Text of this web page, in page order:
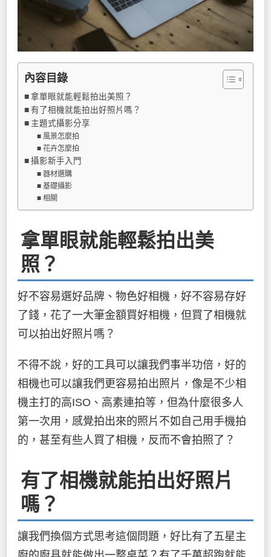
內容目錄
拿單眼就能輕鬆拍出美照？
有了相機就能拍出好照片嗎？
主題式攝影分享
風景怎麼拍
花卉怎麼拍
攝影新手入門
器材選購
基礎攝影
相關
拿單眼就能輕鬆拍出美
照？
好不容易選好品牌、物色好相機，好不容易存好
了錢，花了一大筆金額買好相機，但買了相機就
可以拍出好照片嗎？
不得不說，好的工具可以讓我們事半功倍，好的
相機也可以讓我們更容易拍出照片，像是不少相
機主打的高ISO、高素連拍等，但為什麼很多人
第一次用，感覺拍出來的照片不如自己用手機拍
的，甚至有些人買了相機，反而不會拍照了？
有了相機就能拍出好照片
嗎？
讓我們換個方式思考這個問題，好比有了五星主